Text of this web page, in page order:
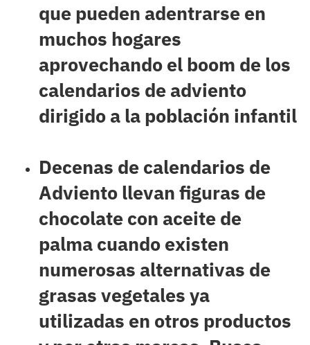
que pueden adentrarse en
muchos hogares
aprovechando el boom de los
calendarios de adviento
dirigido a la población infantil
Decenas de calendarios de
Adviento llevan figuras de
chocolate con aceite de
palma cuando existen
numerosas alternativas de
grasas vegetales ya
utilizadas en otros productos